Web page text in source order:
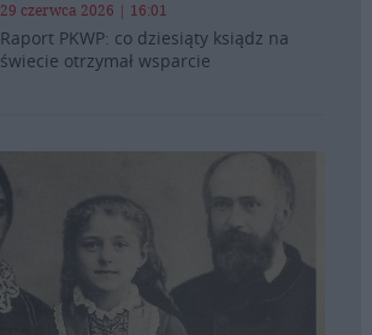
29 czerwca 2026 | 16:01
Raport PKWP: co dziesiąty ksiądz na
świecie otrzymał wsparcie